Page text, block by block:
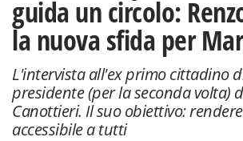
guida un circolo:
la nuova sfida per
L'intervista all'ex primo cittadino
presidente (per la seconda volta)
Canottieri. Il suo obiettivo:
accessibile a tutti